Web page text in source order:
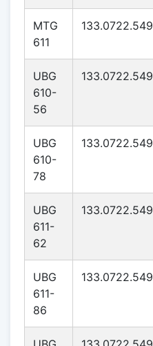
MTG
611
133.0722.549
UBG
610-
56
133.0722.549
UBG
610-
78
133.0722.549
UBG
611-
62
133.0722.549
UBG
611-
86
133.0722.549